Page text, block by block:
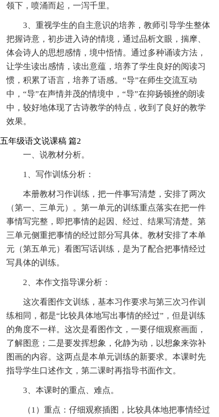
领下，喷涌而起，一泻千里。
3、重视学生的自主意识的培养，教师引导学生整体
把握诗意，初步进入诗的情境，通过品析文眼，揣摩、
体会诗人的思想感情，境中悟情。通过多种诵读方法，
让学生读出感情，读出意蕴，培养了学生良好的阅读习
惯，积累了语言，培养了语感。“导”在师生交流互动
中，“导”在声情并茂的情境中，“导”在抑扬顿挫的朗读
中，较好地体现了古诗教学的特点，收到了良好的教学
效果。
五年级语文说课稿 篇2
一、说教材分析。
1、写作训练分析：
本册教材习作训练，把一件事写清楚，安排了两次
（第一、三单元）。第一单元的训练重点落实在把一件
事情写完整，即把事情的起因、经过、结果写清楚。第
三单元侧重把事情的经过部分写具体。教材安排了本单
元（第五单元）看图写话训练，是为了配合把事情经过
写具体的训练。
2、本作文指导课分析：
这次看图作文训练，基本习作要求与第三次习作训
练相同，都是“比较具体地写出事情的经过”，但是训练
的角度不一样。这次是看图作文，一要仔细观察画面，
了解图意；二是要发挥想象，化静为动，以想象来弥补
图画的内容。这两点是本单元训练的新要求。本课时先
指导学生口述作文，第二课时再指导书面作文。
3、本课时的重点、难点。
（1）重点：仔细观察插图，比较具体地把事情经过